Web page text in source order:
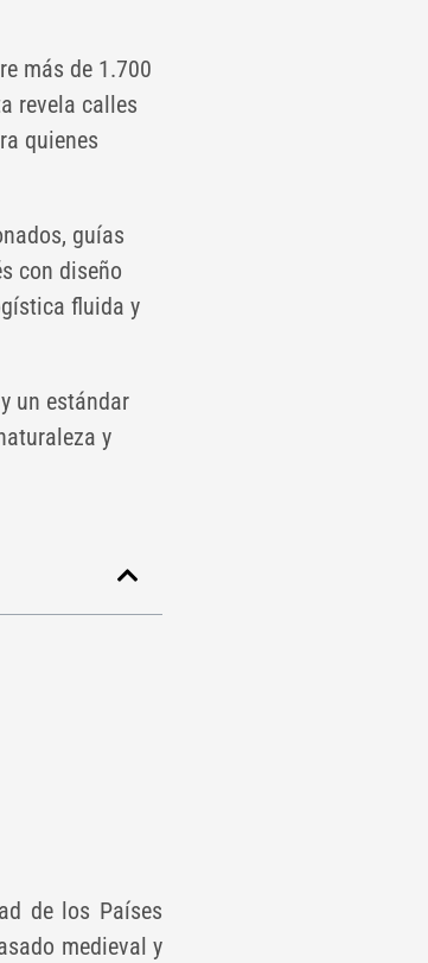
más de 1.700
revela calles
quienes
guías
con diseño
fluida y
un estándar
y
de los Países
medieval y